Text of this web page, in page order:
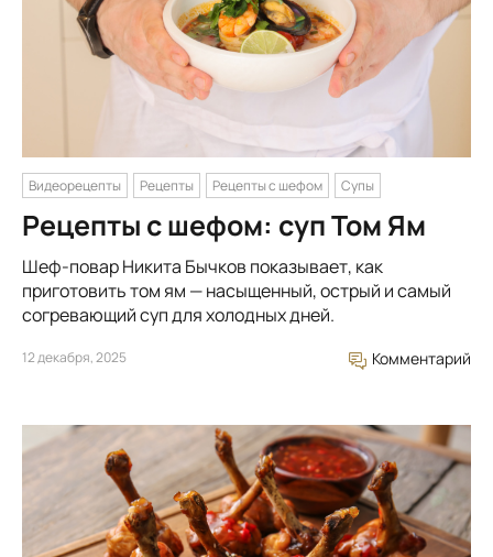
Видеорецепты Рецепты Рецепты с шефом Супы
Рецепты с шефом: суп Том Ям
Шеф-повар Никита Бычков показывает, как
приготовить том ям — насыщенный, острый и самый
согревающий суп для холодных дней.
12 декабря, 2025 Комментарий